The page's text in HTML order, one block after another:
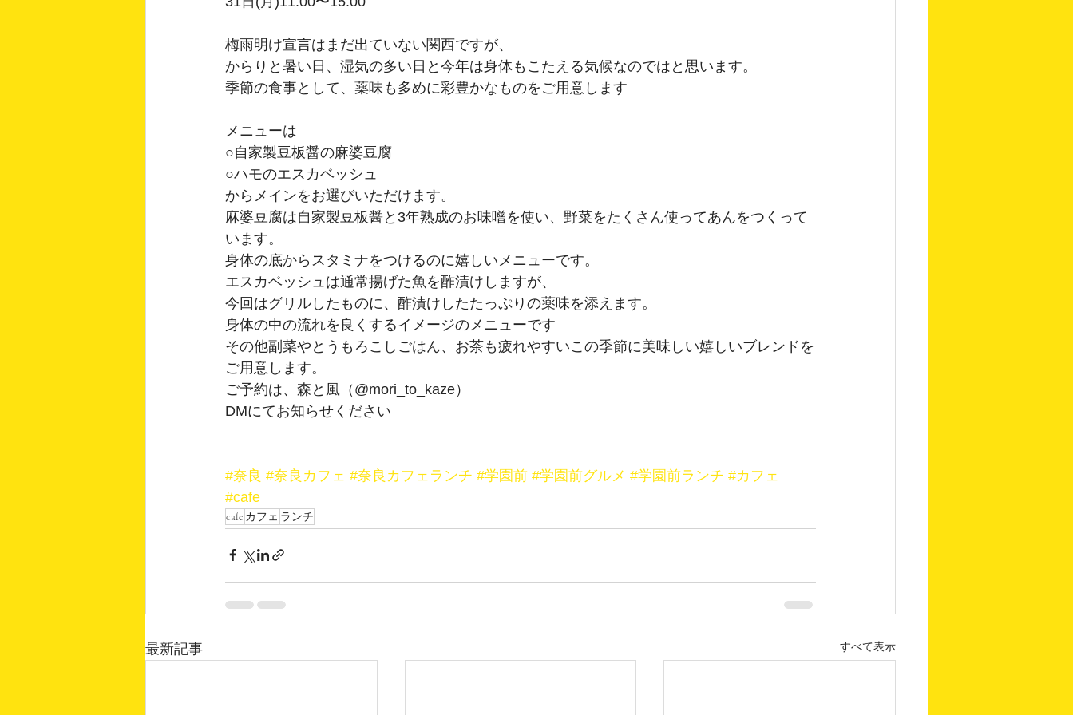
梅雨明け宣言はまだ出ていない関西ですが、
からりと暑い日、湿気の多い日と今年は身体もこたえる気候なのではと思います。
季節の食事として、薬味も多めに彩豊かなものをご用意します
メニューは
○自家製豆板醤の麻婆豆腐
○ハモのエスカベッシュ
からメインをお選びいただけます。
麻婆豆腐は自家製豆板醤と3年熟成のお味噌を使い、野菜をたくさん使ってあんをつくって
います。
身体の底からスタミナをつけるのに嬉しいメニューです。
エスカベッシュは通常揚げた魚を酢漬けしますが、
今回はグリルしたものに、酢漬けしたたっぷりの薬味を添えます。
身体の中の流れを良くするイメージのメニューです
その他副菜やとうもろこしごはん、お茶も疲れやすいこの季節に美味しい嬉しいブレンドを
ご用意します。
ご予約は、森と風（@mori_to_kaze）
DMにてお知らせください
#奈良 #奈良カフェ #奈良カフェランチ #学園前 #学園前グルメ #学園前ランチ #カフェ
#cafe
cafe カフェ ランチ
最新記事 すべて表示